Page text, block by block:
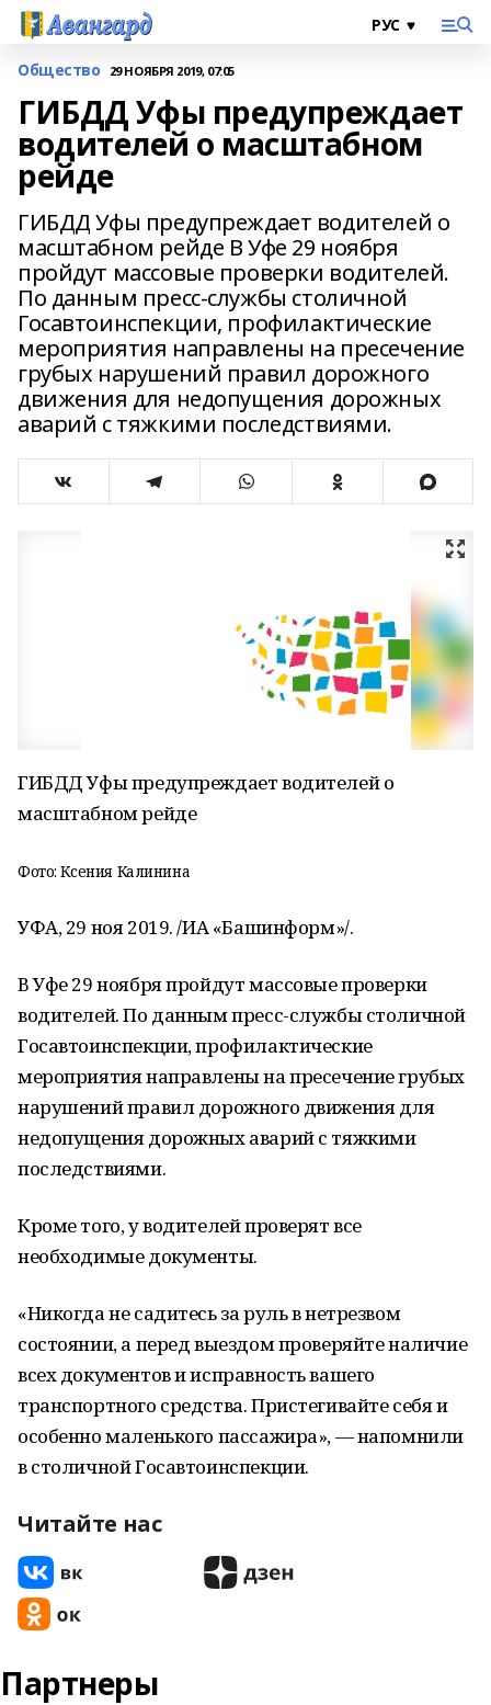
Общество 29 НОЯБРЯ 2019, 07:05
ГИБДД Уфы предупреждает
водителей о масштабном
рейде
ГИБДД Уфы предупреждает водителей о
масштабном рейде В Уфе 29 ноября
пройдут массовые проверки водителей.
По данным пресс-службы столичной
Госавтоинспекции, профилактические
мероприятия направлены на пресечение
грубых нарушений правил дорожного
движения для недопущения дорожных
аварий с тяжкими последствиями.
ГИБДД Уфы предупреждает водителей о
масштабном рейде
Фото: Ксения Калинина
УФА, 29 ноя 2019. /ИА «Башинформ»/.
В Уфе 29 ноября пройдут массовые проверки
водителей. По данным пресс-службы столичной
Госавтоинспекции, профилактические
мероприятия направлены на пресечение грубых
нарушений правил дорожного движения для
недопущения дорожных аварий с тяжкими
последствиями.
Кроме того, у водителей проверят все
необходимые документы.
«Никогда не садитесь за руль в нетрезвом
состоянии, а перед выездом проверяйте наличие
всех документов и исправность вашего
транспортного средства. Пристегивайте себя и
особенно маленького пассажира», — напомнили
в столичной Госавтоинспекции.
Читайте нас
Партнеры